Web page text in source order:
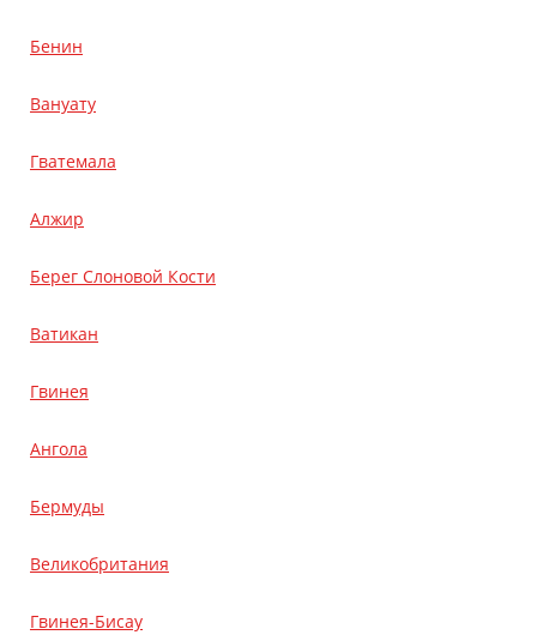
Бенин
Вануату
Гватемала
Алжир
Берег Слоновой Кости
Ватикан
Гвинея
Ангола
Бермуды
Великобритания
Гвинея-Бисау